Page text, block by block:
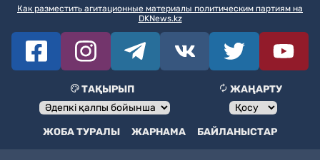
Как разместить агитационные материалы политическим партиям на
DKNews.kz
ТАҚЫРЫП ЖАҢАРТУ
ЖОБА ТУРАЛЫ ЖАРНАМА БАЙЛАНЫСТАР